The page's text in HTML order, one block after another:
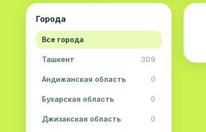
Города
Все города
Ташкент 309
Андижанская область 0
Бухарская область 0
Джизакская область 0